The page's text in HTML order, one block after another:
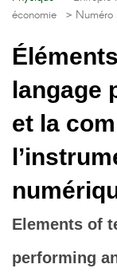
économie > Numéro
langage
et la
Elements of
performing